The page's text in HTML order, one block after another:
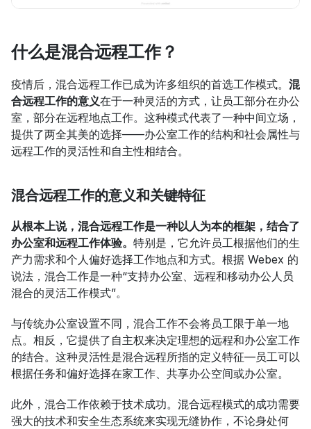
什么是混合远程工作？
疫情后，混合远程工作已成为许多组织的首选工作模式。 混
合远程工作的意义在于一种灵活的方式，让员工部分在办公
室，部分在远程地点工作。这种模式代表了一种中间立场，
提供了两全其美的选择——办公室工作的结构和社会属性与
远程工作的灵活性和自主性相结合。
混合远程工作的意义和关键特征
从根本上说，混合远程工作是一种以人为本的框架，结合了
办公室和远程工作体验。 特别是，它允许员工根据他们的生
产力需求和个人偏好选择工作地点和方式。根据 Webex 的
说法，混合工作是一种“支持办公室、远程和移动办公人员
混合的灵活工作模式”。
与传统办公室设置不同，混合工作不会将员工限于单一地
点。相反，它提供了自主权来决定理想的远程和办公室工作
的结合。这种灵活性是混合远程所指的定义特征—员工可以
根据任务和偏好选择在家工作、共享办公空间或办公室。
此外，混合工作依赖于技术成功。混合远程模式的成功需要
强大的技术和安全生态系统来实现无缝协作，不论身处何